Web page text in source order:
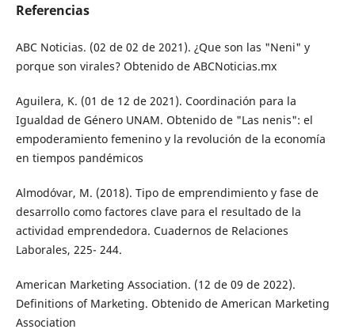
Referencias
ABC Noticias. (02 de 02 de 2021). ¿Que son las "Neni" y
porque son virales? Obtenido de ABCNoticias.mx
Aguilera, K. (01 de 12 de 2021). Coordinación para la
Igualdad de Género UNAM. Obtenido de "Las nenis": el
empoderamiento femenino y la revolución de la economía
en tiempos pandémicos
Almodóvar, M. (2018). Tipo de emprendimiento y fase de
desarrollo como factores clave para el resultado de la
actividad emprendedora. Cuadernos de Relaciones
Laborales, 225- 244.
American Marketing Association. (12 de 09 de 2022).
Definitions of Marketing. Obtenido de American Marketing
Association